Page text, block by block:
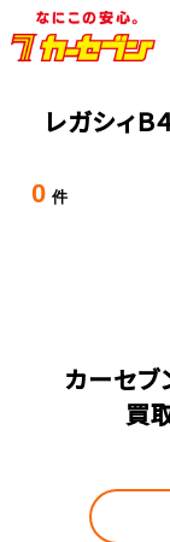
レガシィ
0 件
カーセブ
買